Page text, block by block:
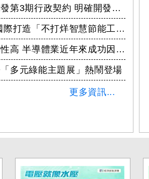
公告離岸風電區塊開發第3期行政契約 明確開發權利及義務
轉型智慧製造 鼎霖國際打造「不打烊智慧節能工廠」 能源署推動中小企業深度節能有成
台灣能源及供應鏈韌性高 半導體業近年來成功因應多次全球危機及天災且逆勢成長
多元綠能主題展」熱鬧登場
更多資訊...